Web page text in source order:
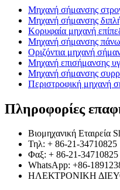
Μηχανή σήμανσης
Μηχανή σήμανσης
Κορυφαία μηχανή
Μηχανή σήμανσης
Οριζόντια μηχανή
Μηχανή επισήμανσης
Μηχανή σήμανσης
Περιστροφική μηχανή
Πληροφορίες
Βιομηχανική
Τηλ: + 86-21-34710825
Φαξ: + 86-21-34710825
WhatsApp: +86-
ΗΛΕΚΤΡΟΝΙΚΗ